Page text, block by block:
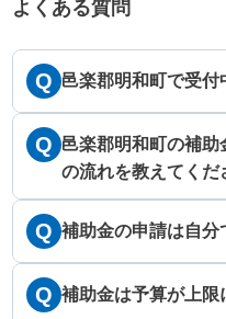
よくある質問
Q 邑楽郡明和町で受付
Q 邑楽郡明和町の補
の流れを教えてくだ
Q 補助金の申請は自分
Q 補助金は予算が上限